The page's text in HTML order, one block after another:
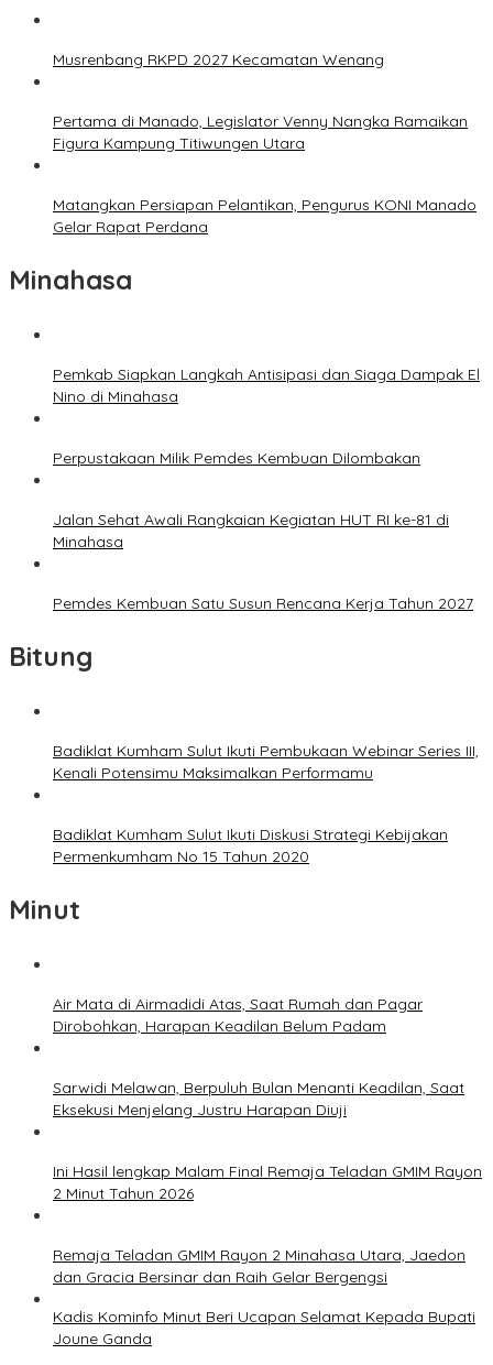
Musrenbang RKPD 2027 Kecamatan Wenang
Pertama di Manado, Legislator Venny Nangka Ramaikan
Figura Kampung Titiwungen Utara
Matangkan Persiapan Pelantikan, Pengurus KONI Manado
Gelar Rapat Perdana
Minahasa
Pemkab Siapkan Langkah Antisipasi dan Siaga Dampak El
Nino di Minahasa
Perpustakaan Milik Pemdes Kembuan Dilombakan
Jalan Sehat Awali Rangkaian Kegiatan HUT RI ke-81 di
Minahasa
Pemdes Kembuan Satu Susun Rencana Kerja Tahun 2027
Bitung
Badiklat Kumham Sulut Ikuti Pembukaan Webinar Series III,
Kenali Potensimu Maksimalkan Performamu
Badiklat Kumham Sulut Ikuti Diskusi Strategi Kebijakan
Permenkumham No 15 Tahun 2020
Minut
Air Mata di Airmadidi Atas, Saat Rumah dan Pagar
Dirobohkan, Harapan Keadilan Belum Padam
Sarwidi Melawan, Berpuluh Bulan Menanti Keadilan, Saat
Eksekusi Menjelang Justru Harapan Diuji
Ini Hasil lengkap Malam Final Remaja Teladan GMIM Rayon
2 Minut Tahun 2026
Remaja Teladan GMIM Rayon 2 Minahasa Utara, Jaedon
dan Gracia Bersinar dan Raih Gelar Bergengsi
Kadis Kominfo Minut Beri Ucapan Selamat Kepada Bupati
Joune Ganda